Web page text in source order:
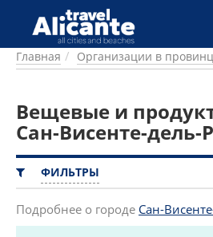
Перейти к основному содержанию
ГОРОДА
ПИТАНИЕ
ПРОЖИВАНИЕ
ДОСТОПРИМЕЧАТЕЛЬНОСТИ
КЕМПИНГ
КОМАРКИ (РАЙОНЫ)
РЕЦЕПТЫ
Главная Организации в
Вещевые и
Сан-Висенте-дель-
ФИЛЬТРЫ
Подробнее о городе Сан-